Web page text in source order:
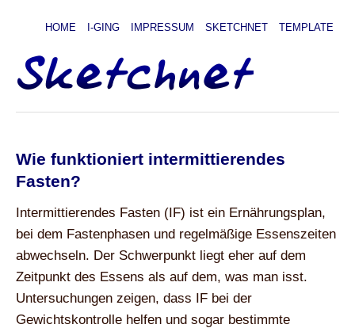
HOME I-GING IMPRESSUM SKETCHNET TEMPLATE
Wie funktioniert intermittierendes
Fasten?
Intermittierendes Fasten (IF) ist ein Ernährungsplan,
bei dem Fastenphasen und regelmäßige Essenszeiten
abwechseln. Der Schwerpunkt liegt eher auf dem
Zeitpunkt des Essens als auf dem, was man isst.
Untersuchungen zeigen, dass IF bei der
Gewichtskontrolle helfen und sogar bestimmte